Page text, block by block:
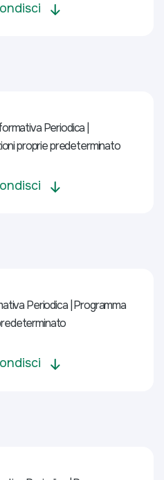
Periodica |
proprie predeterminato
Periodica | Programma